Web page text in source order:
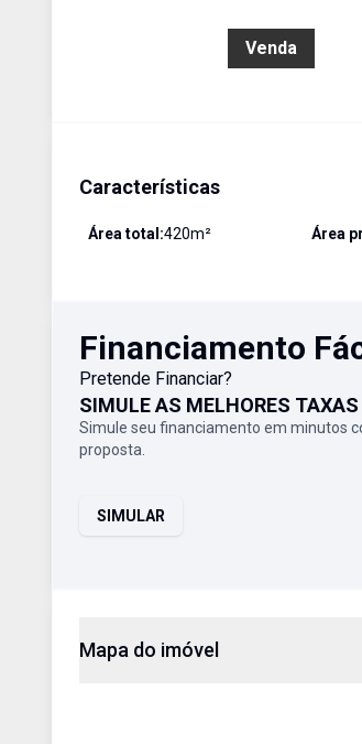
Venda
Características
Área total:420m² Área
Financiamento
Pretende Financiar?
SIMULE AS MELHORES
Simule seu financiamento em minutos
proposta.
SIMULAR
Mapa do imóvel